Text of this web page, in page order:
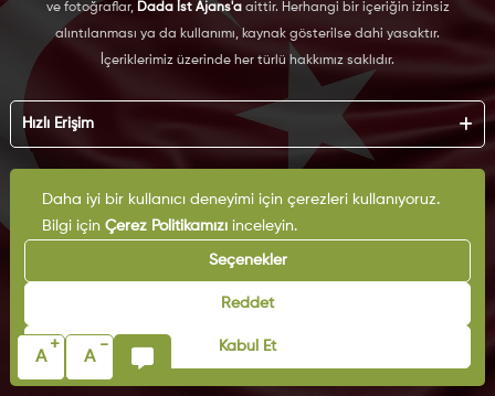
A
+
A
-
ve fotoğraflar, Dada İst Ajans'aaittir. Herhangi bir içeriğin izinsiz
alıntılanması ya da kullanımı, kaynak gösterilse dahi yasaktır.
İçeriklerimiz üzerinde her türlü hakkımız saklıdır.
Hızlı Erişim
Künye
Reklam
Arşiv
İletişim
Kurumsal
KVKK
Çerez Politikası
Gizlilik Politikası
Yayın İlkeleri
Daha iyi bir kullanıcı deneyimi için çerezleri kullanıyoruz.
Bilgi için Çerez Politikamızıinceleyin.
Seçenekler
Reddet
Kabul Et